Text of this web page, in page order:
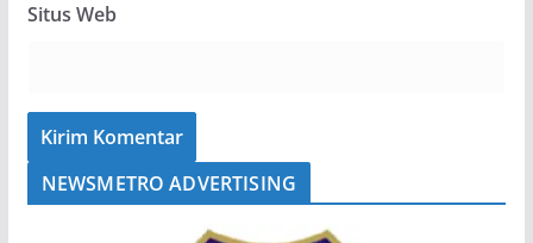
Situs Web
NEWSMETRO ADVERTISING